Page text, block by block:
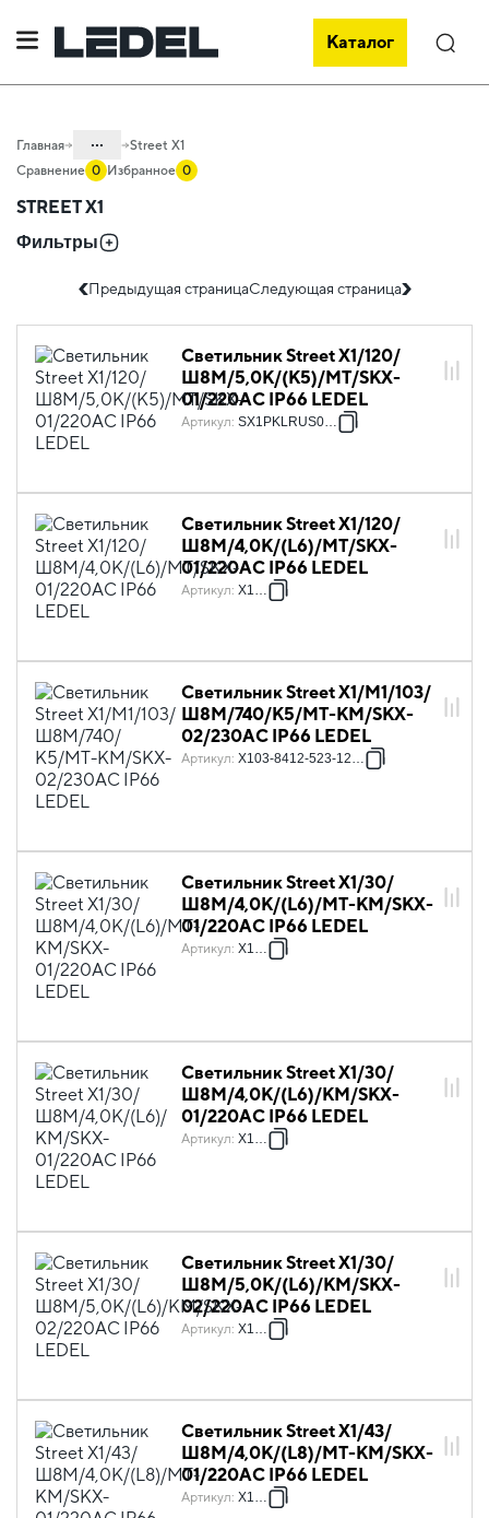
Каталог Поиск
Главная ...
Каталог
Проектное освещение LEDEL
освещения
Автомагистральное освещение
Street X1
Сравнение 0 Избранное 0
STREET X1
Фильтры
Предыдущая страницаСледующая страница
Светильник Street X1/120/
Ш8M/5,0К/(К5)/MT/SKX-
01/220AC IP66 LEDEL
Артикул: SX1PKLRUS0034
Светильник Street X1/120/
Ш8M/4,0К/(L6)/MT/SKX-
01/220AC IP66 LEDEL
Артикул: X1032
Светильник Street X1/M1/103/
Ш8M/740/К5/MT-KM/SKX-
02/230АС IP66 LEDEL
Артикул: X103-8412-523-12841
Светильник Street X1/30/
Ш8M/4,0К/(L6)/MT-КМ/SKX-
01/220AC IP66 LEDEL
Артикул: X1056
Светильник Street X1/30/
Ш8M/4,0К/(L6)/КМ/SKX-
01/220AC IP66 LEDEL
Артикул: X1058
Светильник Street X1/30/
Ш8M/5,0К/(L6)/KM/SKX-
02/220AC IP66 LEDEL
Артикул: X1065
Светильник Street X1/43/
Ш8M/4,0К/(L8)/MT-КМ/SKX-
01/220AC IP66 LEDEL
Артикул: X1081